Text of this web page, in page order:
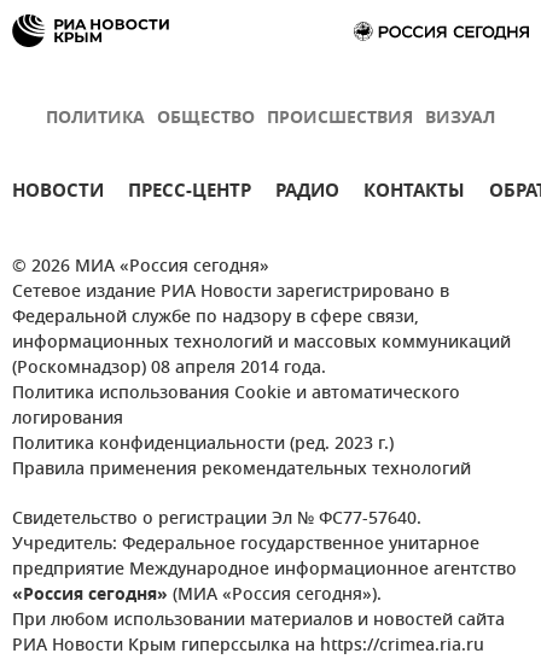
ПОЛИТИКА ОБЩЕСТВО ПРОИСШЕСТВИЯ ВИЗУАЛ
НОВОСТИ ПРЕСС-ЦЕНТР РАДИО КОНТАКТЫ
© 2026 МИА «Россия сегодня»
Сетевое издание РИА Новости зарегистрировано в
Федеральной службе по надзору в сфере связи,
информационных технологий и массовых коммуникаций
(Роскомнадзор) 08 апреля 2014 года.
Политика использования Cookie и автоматического
логирования
Политика конфиденциальности (ред. 2023 г.)
Правила применения рекомендательных технологий
Свидетельство о регистрации Эл № ФС77-57640.
Учредитель: Федеральное государственное унитарное
предприятие Международное информационное агентство
«Россия сегодня» (МИА «Россия сегодня»).
При любом использовании материалов и новостей сайта
РИА Новости Крым гиперссылка на https://crimea.ria.ru